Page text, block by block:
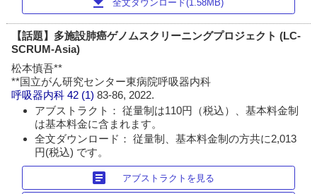
全文ダウンロード(1.58MB)
【話題】多施設肺癌ゲノムスクリーニングプロジェクト (LC-
SCRUM-Asia)
松本慎吾**
**国立がん研究センター東病院呼吸器内科
呼吸器内科 42 (1)83-86, 2022.
アブストラクト： 従量制は110円（税込）、基本料金制
は基本料金に含まれます。
全文ダウンロード： 従量制、基本料金制の方共に2,013
円(税込) です。
article アブストラクトを見る